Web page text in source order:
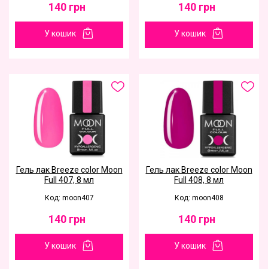
140 грн
У кошик
140 грн
У кошик
Гель лак Breeze color Moon
Full 407, 8 мл
Код: moon407
140 грн
У кошик
Гель лак Breeze color Moon
Full 408, 8 мл
Код: moon408
140 грн
У кошик